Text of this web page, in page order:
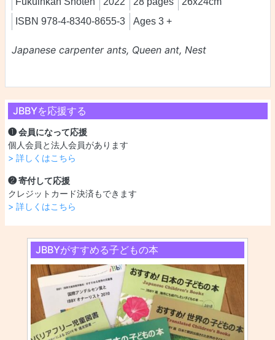
JBBYを応援する
❶ 会員になって応援
個人会員と法人会員があります
> 詳しくはこちら
❷ 寄付して応援
クレジットカード決済もできます
> 詳しくはこちら
JBBYがすすめる子どもの本
ISBN 978-4-8340-8655-3
Ages 3 +
Japanese carpenter ants, Queen ant, Nest